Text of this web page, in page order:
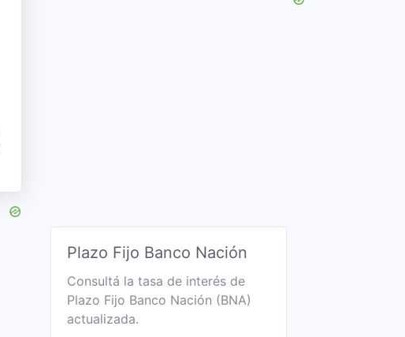
Plazo Fijo Banco Nación
Consultá la tasa de interés de
Plazo Fijo Banco Nación (BNA)
actualizada.